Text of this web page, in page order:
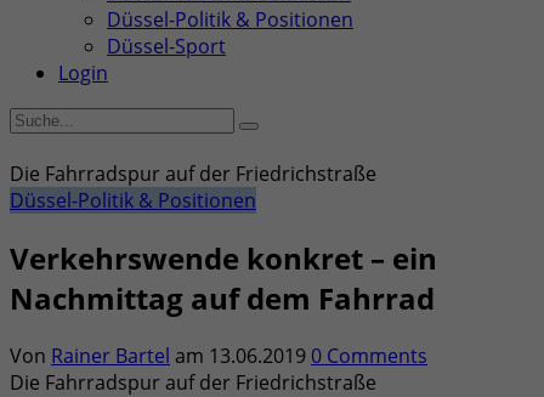
Düssel-Politik & Positionen
Düssel-Sport
Login
Die Fahrradspur auf der Friedrichstraße
Düssel-Politik & Positionen
Verkehrswende konkret – ein
Nachmittag auf dem Fahrrad
Von Rainer Bartel am 13.06.2019 0 Comments
Die Fahrradspur auf der Friedrichstraße